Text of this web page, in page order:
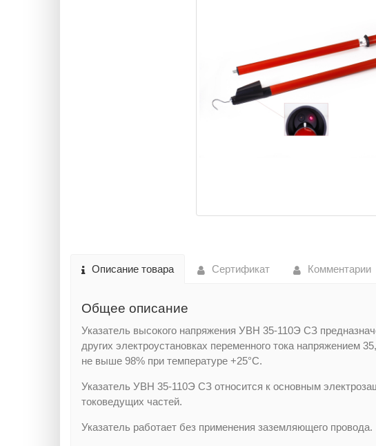
Описание товара Сертификат Комментарии
Общее описание
Указатель высокого напряжения УВН 35-110Э СЗ
других электроустановках переменного тока напряжением
не выше 98% при температуре +25°С.
Указатель УВН 35-110Э СЗ относится к основным
токоведущих частей.
Указатель работает без применения заземляющего провода.